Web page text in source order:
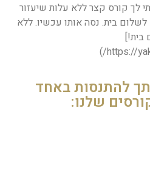
לך קורס קצר ללא עלות שיעזור
בית. נסה אותו עכשיו. ללא
בית!]
להתנסות באחד
שלנו: